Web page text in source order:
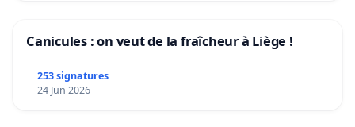
Canicules : on veut de la fraîcheur à Liège !
253 signatures
24 Jun 2026